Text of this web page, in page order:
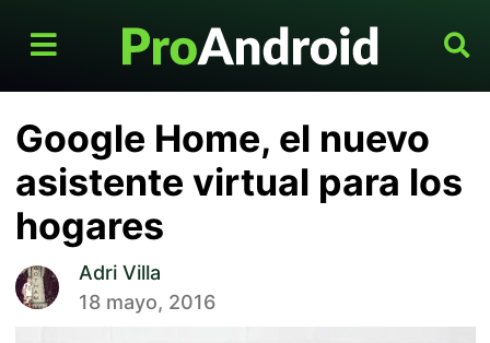
Google Home, el nuevo
asistente virtual para los
hogares
Adri Villa
18 mayo, 2016